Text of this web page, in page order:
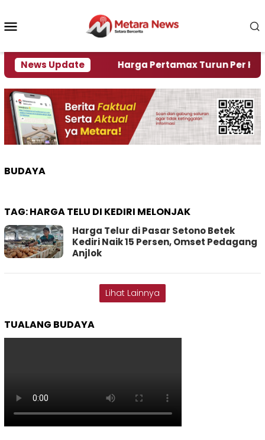
konten
News Update
Krisi Air Harga Pertamax Turun Per Hari Ini,
BUDAYA
TAG:HARGA TELU DI KEDIRI MELONJAK
Harga Telur di Pasar Setono Betek
Kediri Naik 15 Persen, Omset Pedagang
Anjlok
Lihat Lainnya
TUALANG BUDAYA